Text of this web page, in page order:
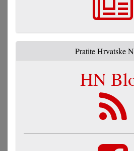
Pratite Hrvatske
HN